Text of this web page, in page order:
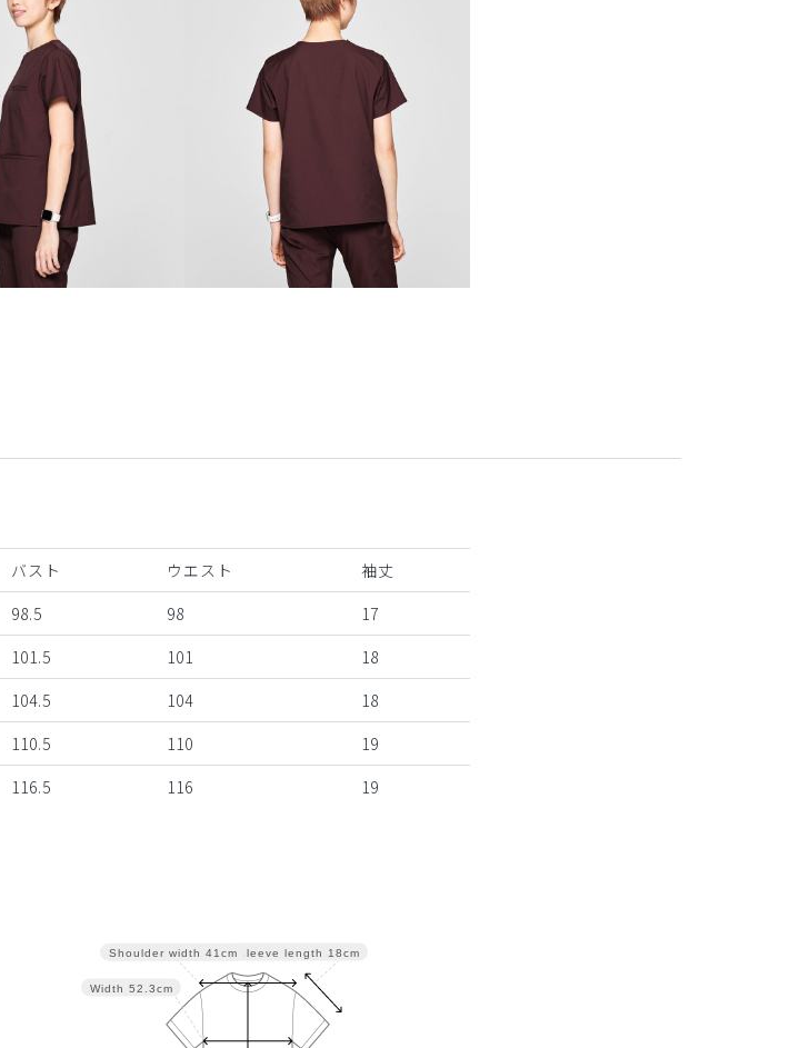
バスト ウエスト
袖丈
98.5 98
17
101.5 101
18
104.5 104
18
110.5 110
19
116.5 116 19
Sleeve length 18cm
Width 52.3cm
Shoulder width 41cm